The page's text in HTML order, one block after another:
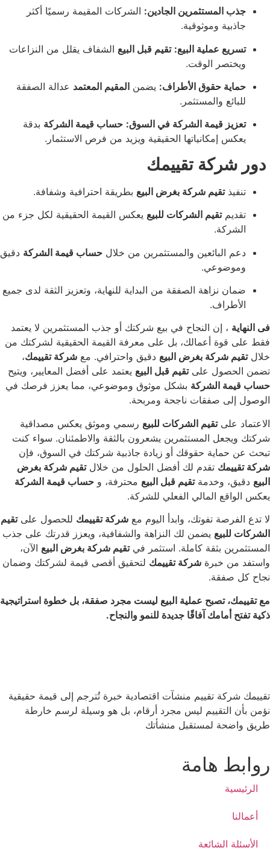
الجادين:الشركات المقيمة رسميًا أكثر
وموثوقية.
عملية البيع: تقيم قبل البيعالشفاف يقلل من النزاعات
الوقت.
حقوق الأطراف: يضمنالمقيم المعتمدعدالة الصفقة
والمستثمر.
قيمة الشركة في السوق: حساب قيمة الشركةبدقة
إمكانياتها الحقيقية ويزيد من فرص الاستثمار.
تقييمك
تقيم شركة بغرض البيعبطريقة احترافية وشفافة.
تقيم الشركات للبيعيعكس القيمة الحقيقية لكل جزء من
والمستثمرين من خلال حساب قيمة الشركةدقيق
نزاهة الصفقة من البداية للنهاية، وتعزيز الثقة لدى جميع
، إن النجاح في بيع شركتك أو جذب المستثمرين لا يعتمد
أعمالك، بل على معرفة القيمة الحقيقية لشركتك من
شركة بغرض البيعدقيق واحترافي. معشركة تقييمك،
علىتقيم قبل البيعيعتمد على أفضل المعايير، ويتيح
الشركةبشكل موثوق وموضوعي، مما يعزز فرصك في
صفقات ناجحة ومربحة.
تقيم الشركات للبيع رسمي وموثق يعكس مصداقية
المستثمرين يشعرون بالثقة والاطمئنان. سواء كنت
حقوقك أو زيادة جاذبية شركتك في السوق، فإن
تقدم لك أفضل الحلول من خلال تقيم شركة بغرض
وخدمةتقيم قبل البيعمحترفة، وحساب قيمة الشركة
المالي الفعلي للشركة.
تفوتك، وابدأ اليوم مع شركة تقييمكللحصول علىتقيم
يضمن لك النزاهة والشفافية، ويعزز قدرتك على جذب
بثقة كاملة. استثمر فيتقيم شركة بغرض البيعالآن،
خبرة شركة تقييمكلتحقيق أقصى قيمة لشركتك وضمان
تصبح عملية البيع ليست مجرد صفقة، بل خطوة استراتيجية
آفاقًا جديدة للنمو والنجاح.
تقييم منشآت اقتصادية خبرة تُترجم إلى قيمة حقيقية
ليس مجرد أرقام، بل هو وسيلة لرسم خارطة
لمستقبل منشأتك
هامة
الشائعة